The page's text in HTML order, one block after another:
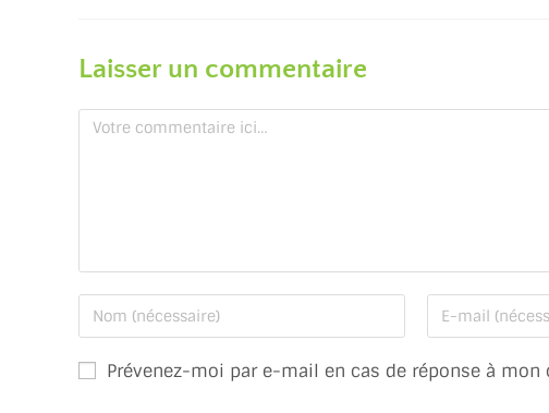
Laisser un commentaire
Prévenez-moi par e-mail en cas de réponse à mon